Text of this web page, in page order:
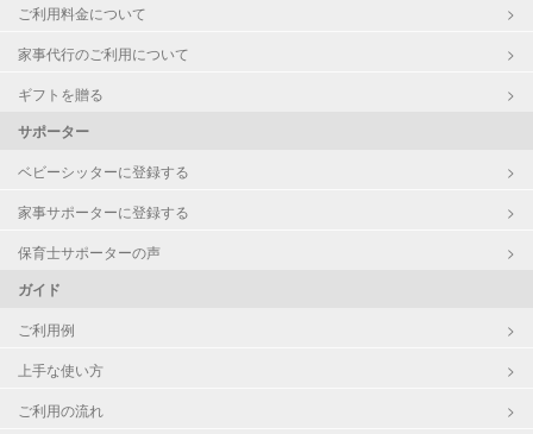
ご利用料金について
家事代行のご利用について
ギフトを贈る
サポーター
ベビーシッターに登録する
家事サポーターに登録する
保育士サポーターの声
ガイド
ご利用例
上手な使い方
ご利用の流れ